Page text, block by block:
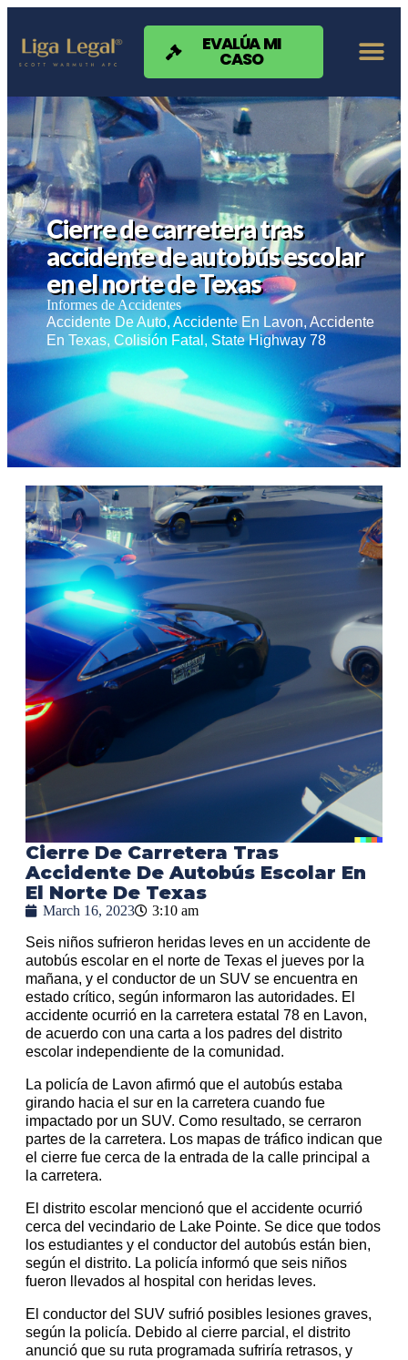
Nota:
sitio
web
sistema
accesibilidad.
EVALÚA MI
CASO
Cierre de carretera tras
accidente de autobús escolar
en el norte de Texas
Informes de Accidentes
Accidente De Auto,Accidente En Lavon,Accidente
En Texas,Colisión Fatal ,State Highway 78
Cierre De Carretera Tras
Accidente De Autobús Escolar En
El Norte De Texas
March 16, 2023 3:10 am
Seis niños sufrieron heridas leves en un accidente de
autobús escolar en el norte de Texas el jueves por la
mañana, y el conductor de un SUV se encuentra en
estado crítico, según informaron las autoridades. El
accidente ocurrió en la carretera estatal 78 en Lavon,
de acuerdo con una carta a los padres del distrito
escolar independiente de la comunidad.
La policía de Lavon afirmó que el autobús estaba
girando hacia el sur en la carretera cuando fue
impactado por un SUV. Como resultado, se cerraron
partes de la carretera. Los mapas de tráfico indican que
el cierre fue cerca de la entrada de la calle principal a
la carretera.
El distrito escolar mencionó que el accidente ocurrió
cerca del vecindario de Lake Pointe. Se dice que todos
los estudiantes y el conductor del autobús están bien,
según el distrito. La policía informó que seis niños
fueron llevados al hospital con heridas leves.
El conductor del SUV sufrió posibles lesiones graves,
según la policía. Debido al cierre parcial, el distrito
anunció que su ruta programada sufriría retrasos, y